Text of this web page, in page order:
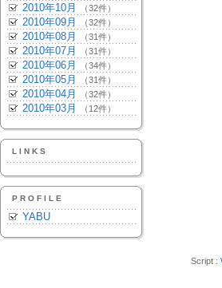
2010年10月 （32件）
2010年09月 （32件）
2010年08月 （31件）
2010年07月 （31件）
2010年06月 （34件）
2010年05月 （31件）
2010年04月 （32件）
2010年03月 （12件）
LINKS
PROFILE
YABU
Script :